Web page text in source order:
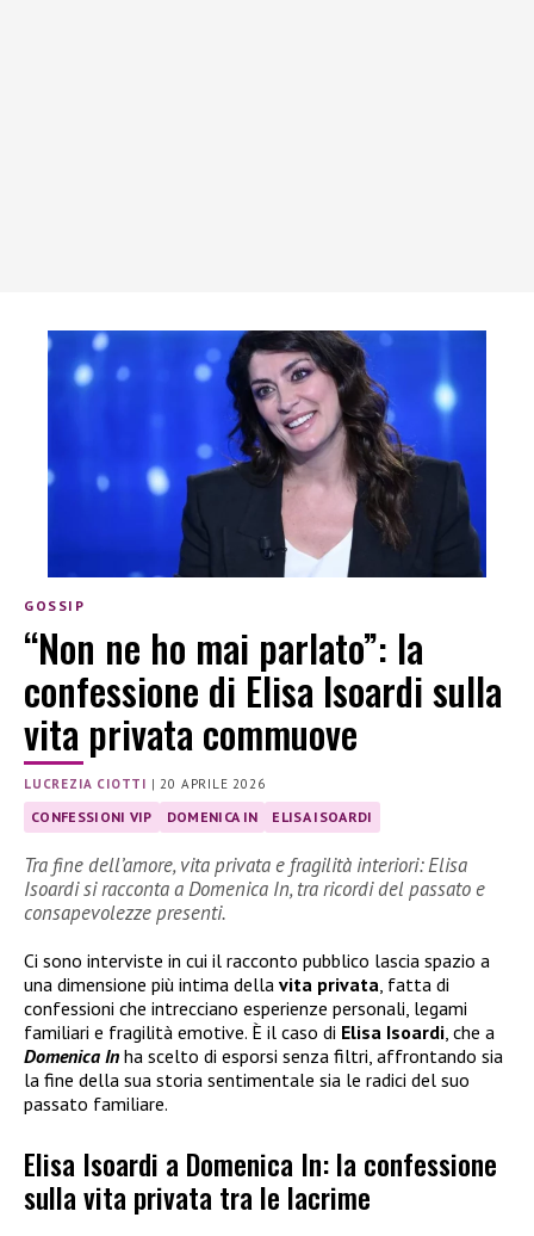
GOSSIP
“Non ne ho mai parlato”: la
confessione di Elisa Isoardi sulla
vita privata commuove
LUCREZIA CIOTTI |20 APRILE 2026
CONFESSIONI VIP DOMENICA IN ELISA ISOARDI
Tra fine dell’amore, vita privata e fragilità interiori: Elisa
Isoardi si racconta a Domenica In, tra ricordi del passato e
consapevolezze presenti.
Ci sono interviste in cui il racconto pubblico lascia spazio a
una dimensione più intima della vita privata , fatta di
confessioni che intrecciano esperienze personali, legami
familiari e fragilità emotive. È il caso di Elisa Isoardi , che a
Domenica In ha scelto di esporsi senza filtri, affrontando sia
la fine della sua storia sentimentale sia le radici del suo
passato familiare.
Elisa Isoardi a Domenica In: la confessione
sulla vita privata tra le lacrime